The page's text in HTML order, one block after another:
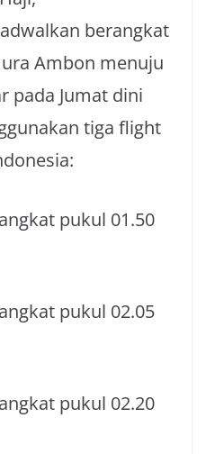
berangkat
Ambon menuju
pada Jumat dini
tiga flight
pukul 01.50
pukul 02.05
pukul 02.20